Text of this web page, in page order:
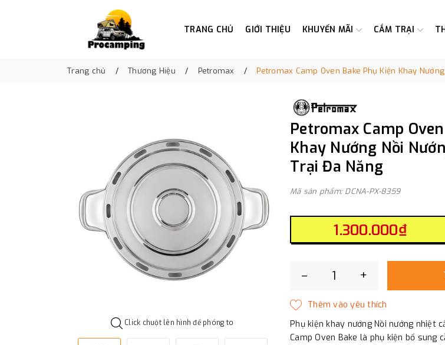
TRANG CHỦ GIỚI THIỆU KHUYẾN MÃI CẮM TRẠI
Trang chủ Thương Hiệu Petromax Petromax Camp Oven Bake Phụ Kiện Khay
Click chuột lên hình để phóng to
Petromax Camp
Khay Nướng Nồi
Trại Đa Năng
Mã sản phẩm: DCNA-PX-8359
1.300.000₫
– +
Phụ kiện khay nướng Nồi nướng nhiệt
Camp Oven Bake là phụ kiện bổ sung